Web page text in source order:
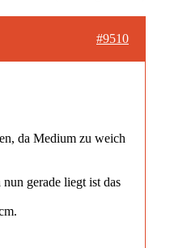
#9510
da Medium zu weich
gerade liegt ist das